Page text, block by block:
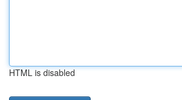
HTML is disabled